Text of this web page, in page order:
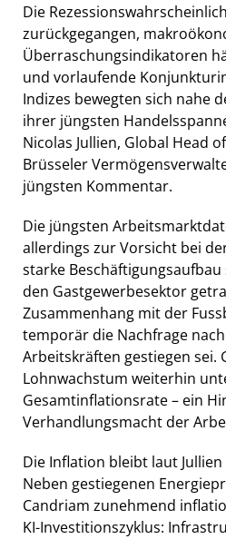
Die
zurückgegangen,
Überraschungsindikatoren
und vorlaufende
Indizes bewegten sich nahe
ihrer jüngsten
Nicolas Jullien, Global Head
Brüsseler
jüngsten Kommentar.
Die jüngsten
allerdings zur Vorsicht bei
starke
den Gastgewerbesektor
Zusammenhang mit der
temporär die Nachfrage
Arbeitskräften gestiegen sei.
Lohnwachstum weiterhin
Gesamtinflationsrate – ein
Verhandlungsmacht der
Die Inflation bleibt laut
Neben gestiegenen
Candriam zunehmend
KI-Investitionszyklus: